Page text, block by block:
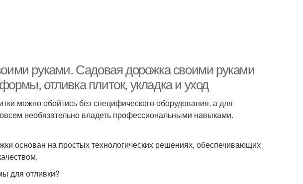
руками. Садовая дорожка своими руками
отливка плиток, укладка и уход
можно обойтись без специфического оборудования, а для
необязательно владеть профессиональными навыками.
основан на простых технологических решениях, обеспечивающих
для отливки?